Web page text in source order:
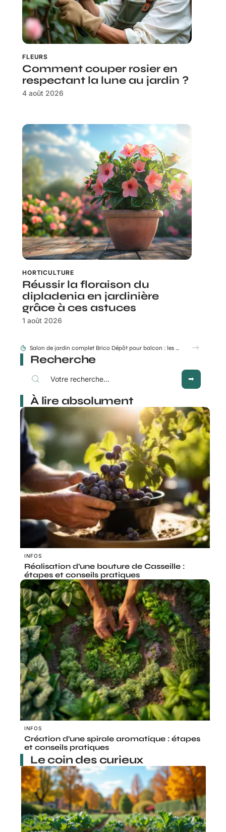
FLEURS
Comment couper rosier en
respectant la lune au jardin ?
4 août 2026
HORTICULTURE
Réussir la floraison du
dipladenia en jardinière
grâce à ces astuces
1 août 2026
Comment couper rosier en respectant la lune au jardin ?
Recherche
À lire absolument
INFOS
Réalisation d’une bouture de Casseille :
étapes et conseils pratiques
INFOS
Création d’une spirale aromatique : étapes
et conseils pratiques
Le coin des curieux